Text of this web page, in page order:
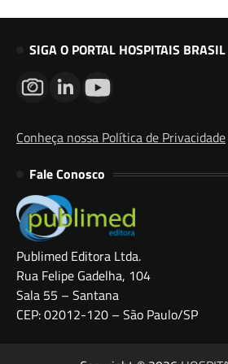
SIGA O PORTAL HOSPITAIS BRASIL
Conheça nossa Política de Privacidade
Fale Conosco
Publimed Editora Ltda.
Rua Felipe Gadelha, 104
Sala 55 – Santana
CEP: 02012-120 – São Paulo/SP